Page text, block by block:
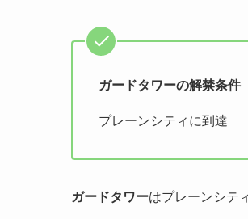
ガードタワーの解禁条件
プレーンシティに到達
ガードタワーはプレーンシテ